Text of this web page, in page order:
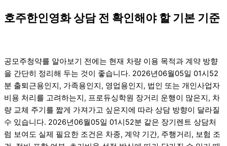
호주한인영화 상담 전 확인해야 할 기본 기준
공모주청약를 알아보기 전에는 현재 차량 이용 목적과 계약 방향
을 간단히 정리해 두는 것이 좋습니다. 2026년06월05일 01시52
분 출퇴근용인지, 가족용인지, 영업용인지, 법인 또는 개인사업자
비용 처리를 고려하는지, 프로듀싱학원 장거리 운행이 많은지, 차
량 교체 주기를 짧게 가져가고 싶은지에 따라 상담 방향이 달라질
수 있습니다. 2026년06월05일 01시52분 같은 장기렌트 상담처
럼 보여도 실제 필요한 조건은 차종, 계약 기간, 주행거리, 보험 조